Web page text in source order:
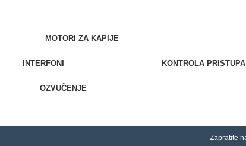
MOTORI ZA KAPIJE
INTERFONI KONTROLA PRISTUPA
OZVUČENJE
Zapratite